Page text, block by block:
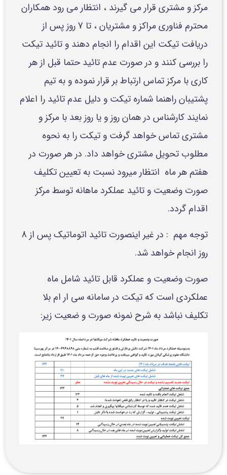
مرکز و مشتری قرار می گیرند ، انتظار می رود همکاران
محترم فناوری مراکز و مشتریان ، تا 7 روز پس از
دریافت تیکت این اقدام را انجام دهند و تائید تیکت
را بررسی کنند و در صورت عدم تائید حتما قبل از هر
کاری با مرکز تماس ارتباط بر قرار نموده و به تیم
پشتیبان راهنما شماره تیکت و دلیل عدم تائید را اعلام
نمایند کارشناس در همان روز و یا روز بعد با مرکز و
مشتری تماس خواهد گرفت و تیکت را به نحوه
مطلوب تحویل مشتری خواهد داد. در هر صورت در
هفتم هر ماه انتظار میرود نسبت به تعیین تکلیف
صورت وضعیت و تائید عملکرد ماهانه توسط مرکز
اقدام گردد.
توجه مهم : در غیر اینصورت تائید اتوماتیک پس از 8
روز انجام خواهد شد.
صورت وضعیت و عملکرد قابل تائید شامل ماه
عملکردی است که تیکت در سامانه سی ار ام بلا
تکلیف نباشد به شرح نمونه صورت و ضعیت زیر: